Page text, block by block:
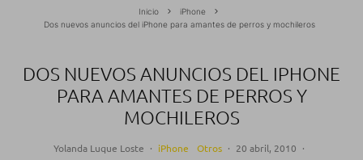
Inicio
iPhone
Dos nuevos anuncios del iPhone para amantes de perros y mochileros
DOS NUEVOS ANUNCIOS DEL IPHONE
PARA AMANTES DE PERROS Y
MOCHILEROS
Yolanda Luque Loste · iPhone Otros · 20 abril, 2010 ·